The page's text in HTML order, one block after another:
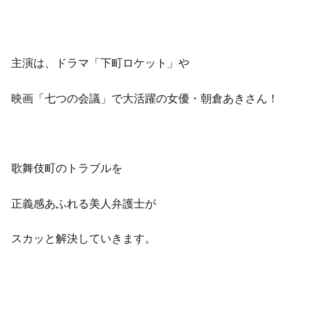
主演は、ドラマ「下町ロケット」や
映画「七つの会議」で大活躍の女優・朝倉あきさん！
歌舞伎町のトラブルを
正義感あふれる美人弁護士が
スカッと解決していきます。